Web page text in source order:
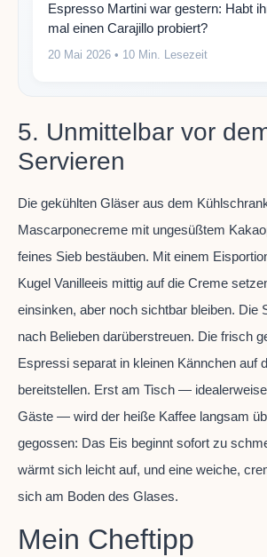
Espresso Martini war gestern: Habt
mal einen Carajillo probiert?
20 Mai 2026 • 10 Min. Lesezeit
5. Unmittelbar vor
Servieren
Die gekühlten Gläser aus dem
Mascarponecreme mit ungesüßtem
feines Sieb bestäuben. Mit einem
Kugel Vanilleeis mittig auf die Creme
einsinken, aber noch sichtbar bleiben. Die
nach Belieben darüberstreuen. Die frisch
Espressi separat in kleinen Kännchen auf
bereitstellen. Erst am Tisch —
Gäste — wird der heiße Kaffee langsam
gegossen: Das Eis beginnt sofort zu
wärmt sich leicht auf, und eine weiche,
sich am Boden des Glases.
Mein Cheftipp